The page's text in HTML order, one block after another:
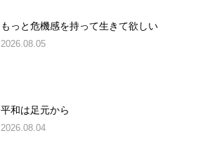
もっと危機感を持って生きて欲しい
2026.08.05
平和は足元から
2026.08.04